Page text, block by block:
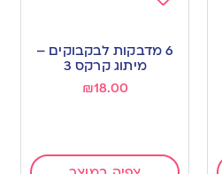
to
wishlist
6 מדבקות לבקבוקים –
מיתוג קרקס 3
₪18.00